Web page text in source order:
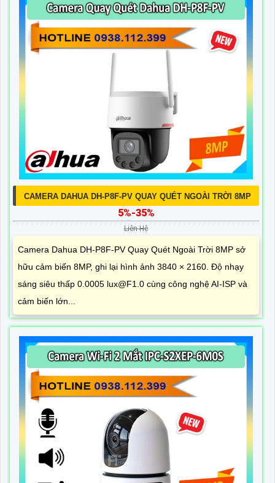
CAMERA DAHUA DH-P8F-PV QUAY QUÉT NGOÀI TRỜI 8MP
5%-35%
Liên Hệ
Camera Dahua DH-P8F-PV Quay Quét Ngoài Trời 8MP sở
hữu cảm biến 8MP, ghi lại hình ảnh 3840 × 2160. Độ nhạy
sáng siêu thấp 0.0005 lux@F1.0 cùng công nghệ AI-ISP và
cảm biến lớn...